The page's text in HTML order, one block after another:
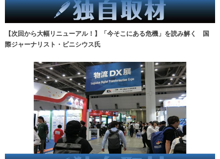
【次回から大幅リニューアル！】「今そこにある危機」を読み解く 国
際ジャーナリスト・ビニシウス氏